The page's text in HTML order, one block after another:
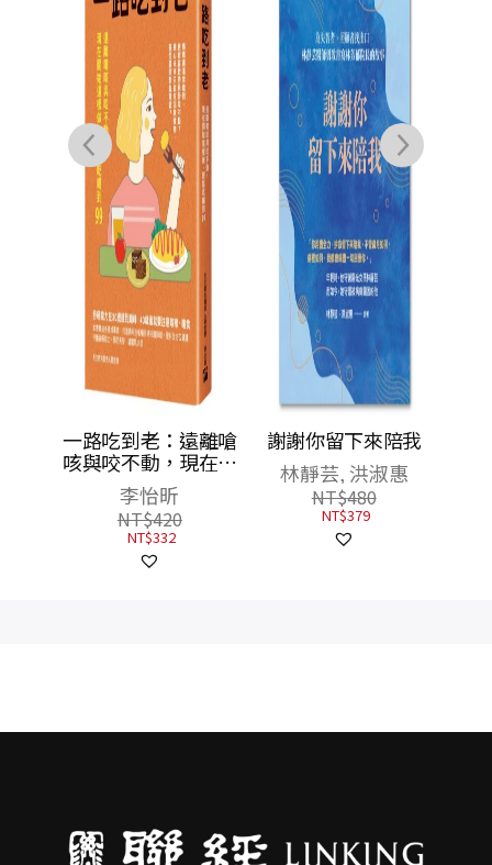
一路吃到老：遠離嗆
咳與咬不動，現在開
始這樣做，輕鬆吃喝
到99
李怡昕
NT$420
NT$332
謝謝你留下來陪我
林靜芸, 洪淑惠
NT$480
NT$379